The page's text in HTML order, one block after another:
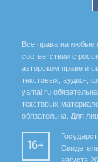
Все права на любые
соответствии с
авторском праве и
текстовых, аудио-,
yamal.ru
текстовых
обязательна. Для
16+
августа